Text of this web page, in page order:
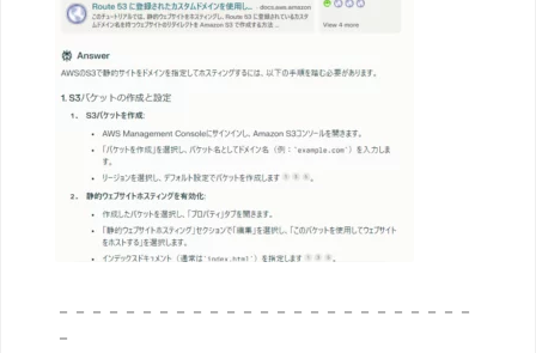
－－－－－－－－－－－－－－－－－－－－－－－－－
－